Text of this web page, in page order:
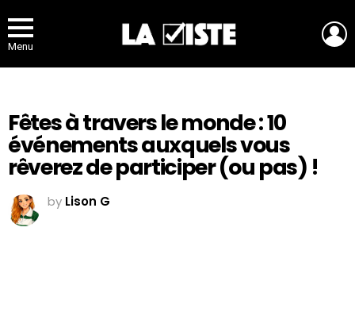
Menu
Fêtes à travers le monde : 10
événements auxquels vous
rêverez de participer (ou pas) !
by Lison G